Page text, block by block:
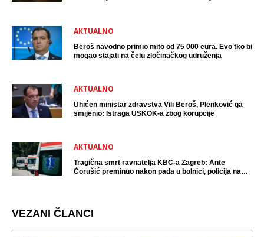
AKTUALNO
Beroš navodno primio mito od 75 000 eura. Evo tko bi
mogao stajati na čelu zločinačkog udruženja
AKTUALNO
Uhićen ministar zdravstva Vili Beroš, Plenković ga
smijenio: Istraga USKOK-a zbog korupcije
AKTUALNO
Tragična smrt ravnatelja KBC-a Zagreb: Ante
Ćorušić preminuo nakon pada u bolnici, policija na
VEZANI ČLANCI